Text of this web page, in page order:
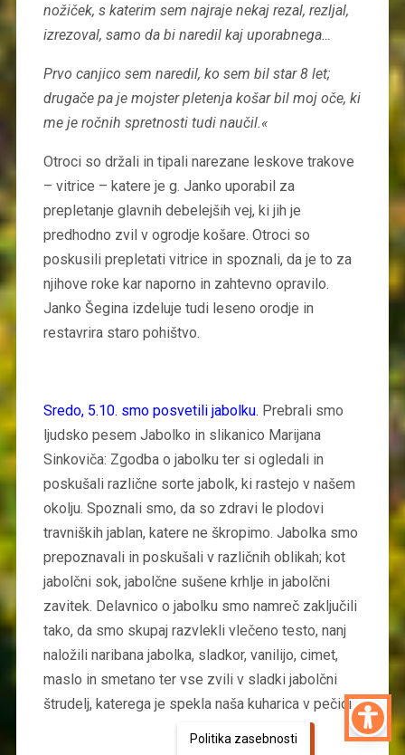
nožiček, s katerim sem najraje nekaj rezal, rezljal,
izrezoval, samo da bi naredil kaj uporabnega…
Prvo canjico sem naredil, ko sem bil star 8 let;
drugače pa je mojster pletenja košar bil moj oče, ki
me je ročnih spretnosti tudi naučil.«
Otroci so držali in tipali narezane leskove trakove
– vitrice – katere je g. Janko uporabil za
prepletanje glavnih debelejših vej, ki jih je
predhodno zvil v ogrodje košare. Otroci so
poskusili prepletati vitrice in spoznali, da je to za
njihove roke kar naporno in zahtevno opravilo.
Janko Šegina izdeluje tudi leseno orodje in
restavrira staro pohištvo.
Sredo, 5.10. smo posvetili jabolku. Prebrali smo
ljudsko pesem Jabolko in slikanico Marijana
Sinkoviča: Zgodba o jabolku ter si ogledali in
poskušali različne sorte jabolk, ki rastejo v našem
okolju. Spoznali smo, da so zdravi le plodovi
travniških jablan, katere ne škropimo. Jabolka smo
prepoznavali in poskušali v različnih oblikah; kot
jabolčni sok, jabolčne sušene krhlje in jabolčni
zavitek. Delavnico o jabolku smo namreč zaključili
tako, da smo skupaj razvlekli vlečeno testo, nanj
naložili naribana jabolka, sladkor, vanilijo, cimet,
maslo in smetano ter vse zvili v sladki jabolčni
štrudelj, katerega je spekla naša kuharica v pečici.
Politika zasebnosti